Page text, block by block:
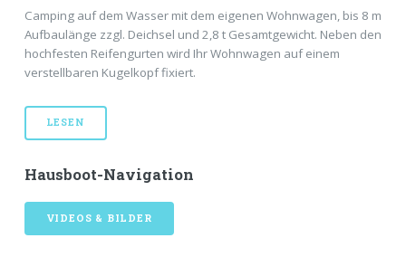
Camping auf dem Wasser mit dem eigenen Wohnwagen, bis 8 m
Aufbaulänge zzgl. Deichsel und 2,8 t Gesamtgewicht. Neben den
hochfesten Reifengurten wird Ihr Wohnwagen auf einem
verstellbaren Kugelkopf fixiert.
LESEN
Hausboot-Navigation
VIDEOS & BILDER